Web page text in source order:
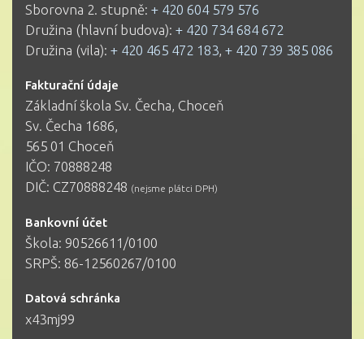
Sborovna 2. stupně: + 420 604 579 576
Družina (hlavní budova): + 420 734 684 672
Družina (vila): + 420 465 472 183, + 420 739 385 086
Fakturační údaje
Základní škola Sv. Čecha, Choceň
Sv. Čecha 1686,
565 01 Choceň
IČO: 70888248
DIČ: CZ70888248 (nejsme plátci DPH)
Bankovní účet
Škola: 90526611/0100
SRPŠ: 86-12560267/0100
Datová schránka
x43mj99